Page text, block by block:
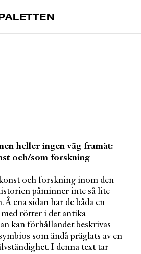
Om Paletten
Nyhetsbrev
Kontakt
Sök
heller ingen väg framåt:
och/som forskning
och forskning inom den
påminner inte så lite
ena sidan har de båda en
med rötter i det antika
kan förhållandet beskrivas
som ändå präglats av en
I denna text tar